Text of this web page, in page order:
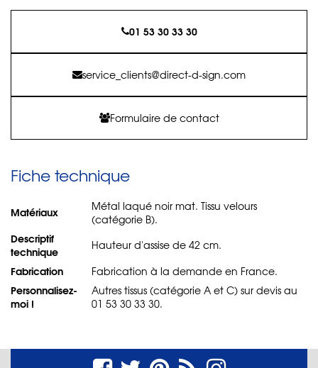
01 53 30 33 30
service_clients@direct-d-sign.com
Formulaire de contact
Fiche technique
Matériaux
Métal laqué noir mat. Tissu velours
(catégorie B).
Descriptif
technique
Hauteur d'assise de 42 cm.
Fabrication Fabrication à la demande en France.
Personnalisez-
moi !
Autres tissus (catégorie A et C) sur devis au
01 53 30 33 30.